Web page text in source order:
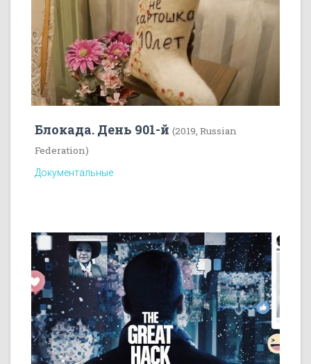
Блокада. День 901-й (2019, Russian
Federation)
Документальные